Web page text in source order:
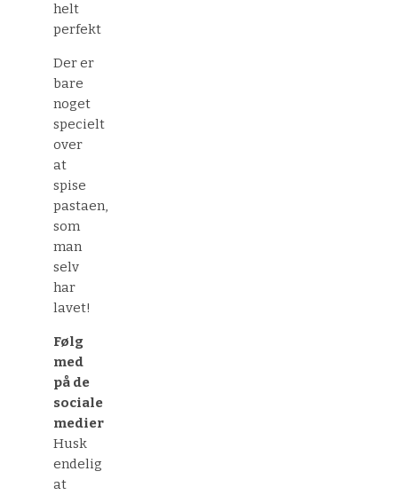
helt
perfekt
Der er
bare
noget
specielt
over
at
spise
pastaen,
som
man
selv
har
lavet!
Følg
med
på de
sociale
medier
Husk
endelig
at